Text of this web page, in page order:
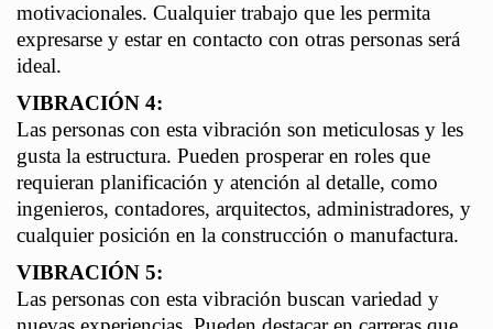
motivacionales. Cualquier trabajo que les permita
expresarse y estar en contacto con otras personas será
ideal.
VIBRACIÓN 4:
Las personas con esta vibración son meticulosas y les
gusta la estructura. Pueden prosperar en roles que
requieran planificación y atención al detalle, como
ingenieros, contadores, arquitectos, administradores, y
cualquier posición en la construcción o manufactura.
VIBRACIÓN 5:
Las personas con esta vibración buscan variedad y